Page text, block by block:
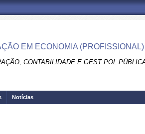
EM ECONOMIA (PROFISSIONAL)
CONTABILIDADE E GEST POL
Notícias